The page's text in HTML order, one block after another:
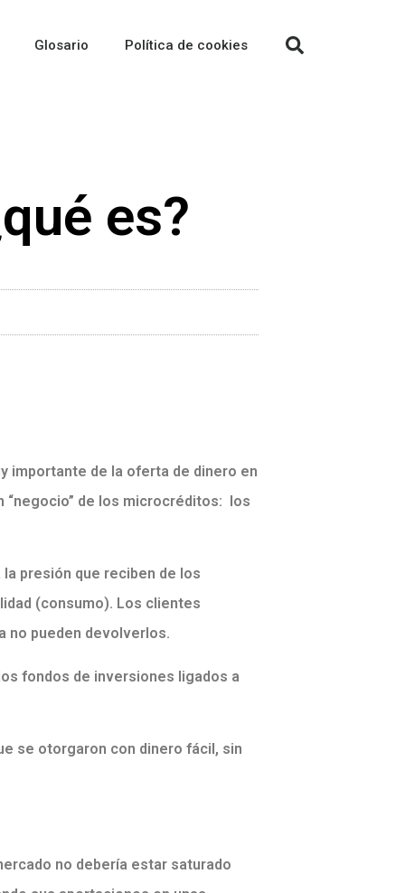
Glosario Política de cookies
es?
importante de la oferta de dinero en
“negocio” de los microcréditos: los
presión que reciben de los
(consumo). Los clientes
no pueden devolverlos.
fondos de inversiones ligados a
se otorgaron con dinero fácil, sin
no debería estar saturado